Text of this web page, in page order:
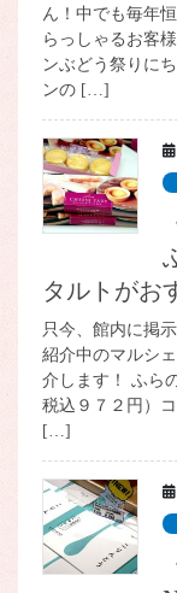
ん！中でも毎年
らっしゃるお客
ンぶどう祭りに
ンの […]
タルトがお
只今、館内に掲
紹介中のマルシ
介します！ ふら
税込９７２円）
[…]